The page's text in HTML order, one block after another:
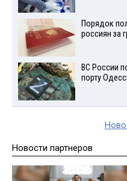
Порядок
россиян за
ВС России
порту
Новости партнеров